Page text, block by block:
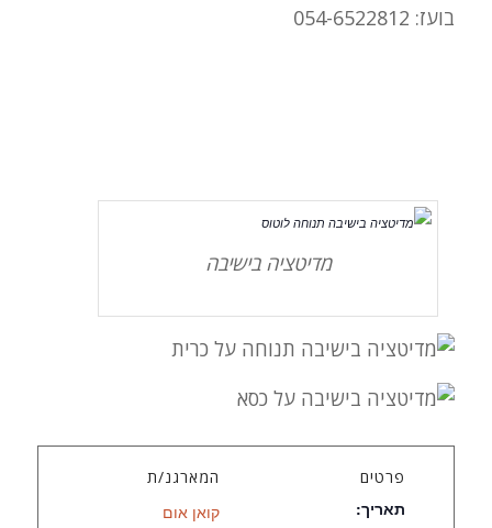
בועז: 054-6522812
מדיטציה בישיבה
פרטים
תאריך:
המארגנ/ת
קואן אום